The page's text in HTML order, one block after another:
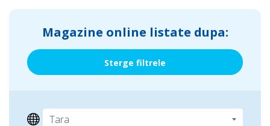
Magazine online listate dupa:
Sterge filtrele